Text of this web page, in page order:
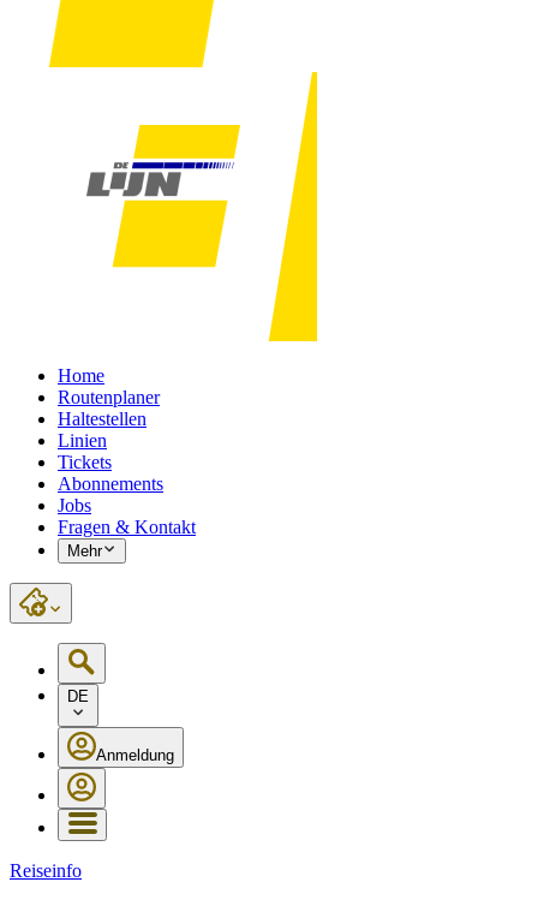
Home
Routenplaner
Haltestellen
Linien
Tickets
Abonnements
Jobs
Fragen & Kontakt
Mehr
DE
Anmeldung
Reiseinfo